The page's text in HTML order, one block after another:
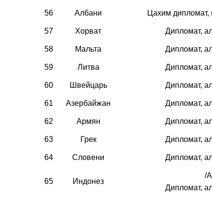
56 Албани Цахим дипломат,
57 Хорват Дипломат,
58 Мальта Дипломат,
59 Литва Дипломат,
60 Швейцарь Дипломат,
61 Азербайжан Дипломат,
62 Армян Дипломат,
63 Грек Дипломат,
64 Словени Дипломат,
65 Индонез
/
Дипломат,